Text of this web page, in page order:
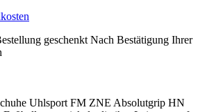
geschenkt Nach Bestätigung Ihrer
Uhlsport FM ZNE Absolutgrip HN